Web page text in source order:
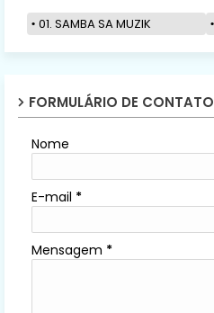
01. SAMBA SA MUZIK
FORMULÁRIO DE CONTATO
Nome
E-mail *
Mensagem *